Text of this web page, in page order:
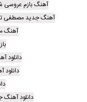
آهنگ بازم
آهنگ جدید مصطفی
آهنگ
دانلود
دانلود